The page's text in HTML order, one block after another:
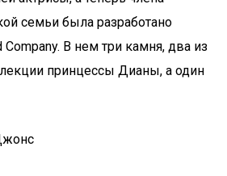
семьи была разработано
В нем три камня, два из
принцессы Дианы, а один